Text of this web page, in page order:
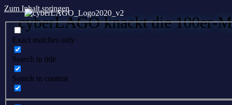
Zum Inhalt springen
Exact matches only
Search in title
Search in content
cyberLAGO knackt die 100er-